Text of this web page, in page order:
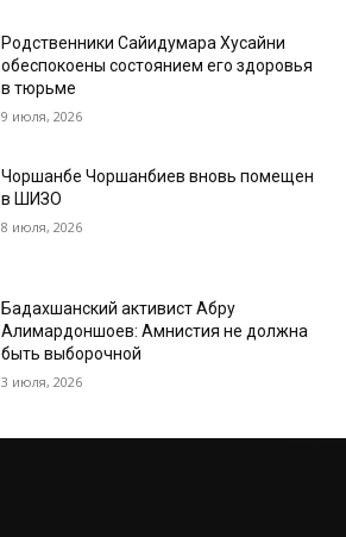
Родственники Сайидумара Хусайни
обеспокоены состоянием его здоровья
в тюрьме
9 июля, 2026
Чоршанбе Чоршанбиев вновь помещен
в ШИЗО
8 июля, 2026
Бадахшанский активист Абру
Алимардоншоев: Амнистия не должна
быть выборочной
3 июля, 2026